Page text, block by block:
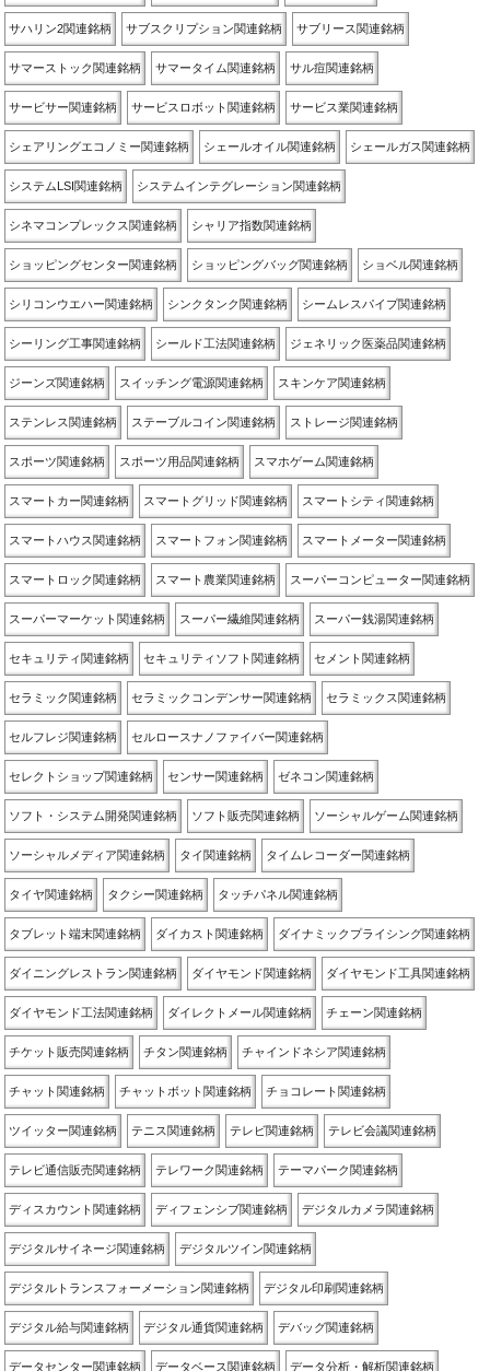
サハリン2関連銘柄 サブスクリプション関連銘柄 サブリース関連銘柄
サマーストック関連銘柄 サマータイム関連銘柄 サル痘関連銘柄
サービサー関連銘柄 サービスロボット関連銘柄 サービス業関連銘柄
シェアリングエコノミー関連銘柄 シェールオイル関連銘柄 シェールガス関連銘柄
システムLSI関連銘柄 システムインテグレーション関連銘柄
シネマコンプレックス関連銘柄 シャリア指数関連銘柄
ショッピングセンター関連銘柄 ショッピングバッグ関連銘柄 ショベル関連銘柄
シリコンウエハー関連銘柄 シンクタンク関連銘柄 シームレスパイプ関連銘柄
シーリング工事関連銘柄 シールド工法関連銘柄 ジェネリック医薬品関連銘柄
ジーンズ関連銘柄 スイッチング電源関連銘柄 スキンケア関連銘柄
ステンレス関連銘柄 ステーブルコイン関連銘柄 ストレージ関連銘柄
スポーツ関連銘柄 スポーツ用品関連銘柄 スマホゲーム関連銘柄
スマートカー関連銘柄 スマートグリッド関連銘柄 スマートシティ関連銘柄
スマートハウス関連銘柄 スマートフォン関連銘柄 スマートメーター関連銘柄
スマートロック関連銘柄 スマート農業関連銘柄 スーパーコンピューター関連銘柄
スーパーマーケット関連銘柄 スーパー繊維関連銘柄 スーパー銭湯関連銘柄
セキュリティ関連銘柄 セキュリティソフト関連銘柄 セメント関連銘柄
セラミック関連銘柄 セラミックコンデンサー関連銘柄 セラミックス関連銘柄
セルフレジ関連銘柄 セルロースナノファイバー関連銘柄
セレクトショップ関連銘柄 センサー関連銘柄 ゼネコン関連銘柄
ソフト・システム開発関連銘柄 ソフト販売関連銘柄 ソーシャルゲーム関連銘柄
ソーシャルメディア関連銘柄 タイ関連銘柄 タイムレコーダー関連銘柄
タイヤ関連銘柄 タクシー関連銘柄 タッチパネル関連銘柄
タブレット端末関連銘柄 ダイカスト関連銘柄 ダイナミックプライシング関連銘柄
ダイニングレストラン関連銘柄 ダイヤモンド関連銘柄 ダイヤモンド工具関連銘柄
ダイヤモンド工法関連銘柄 ダイレクトメール関連銘柄 チェーン関連銘柄
チケット販売関連銘柄 チタン関連銘柄 チャインドネシア関連銘柄
チャット関連銘柄 チャットボット関連銘柄 チョコレート関連銘柄
ツイッター関連銘柄 テニス関連銘柄 テレビ関連銘柄 テレビ会議関連銘柄
テレビ通信販売関連銘柄 テレワーク関連銘柄 テーマパーク関連銘柄
ディスカウント関連銘柄 ディフェンシブ関連銘柄 デジタルカメラ関連銘柄
デジタルサイネージ関連銘柄 デジタルツイン関連銘柄
デジタルトランスフォーメーション関連銘柄 デジタル印刷関連銘柄
デジタル給与関連銘柄 デジタル通貨関連銘柄 デバッグ関連銘柄
データセンター関連銘柄 データベース関連銘柄 データ分析・解析関連銘柄